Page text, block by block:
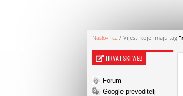
Naslovnica / Vijesti koje imaju tag
HRVATSKI WEB
Forum
Google prevoditelj